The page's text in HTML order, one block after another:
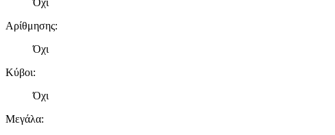
Αρίθμησης:
Όχι
Κύβοι:
Όχι
Μεγάλα: